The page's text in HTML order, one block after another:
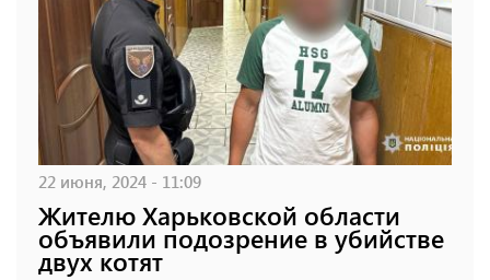
22 июня, 2024 - 11:09
Жителю Харьковской области
объявили подозрение в убийстве
двух котят